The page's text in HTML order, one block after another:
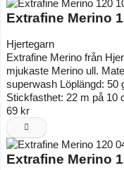
Extrafine Merino
Hjertegarn
Extrafine Merino från
mjukaste Merino ull.
superwash Löplängd: 50
Stickfasthet: 22 m på 10
69 kr
Extrafine Merino